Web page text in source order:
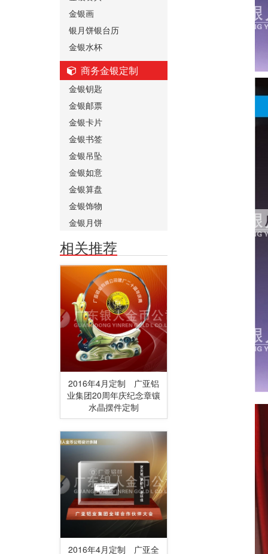
金银画
银月饼银台历
金银水杯
商务金银定制
金银钥匙
金银邮票
金银卡片
金银书签
金银吊坠
金银如意
金银算盘
金银饰物
金银月饼
相关推荐
2016年4月定制 广亚铝
业集团20周年庆纪念章镶
水晶摆件定制
2016年4月定制 广亚全